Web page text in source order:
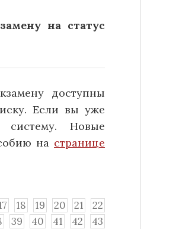
на статус
доступны
Если вы уже
систему. Новые
на странице
18 19 20 21
22
39 40 41 42
43